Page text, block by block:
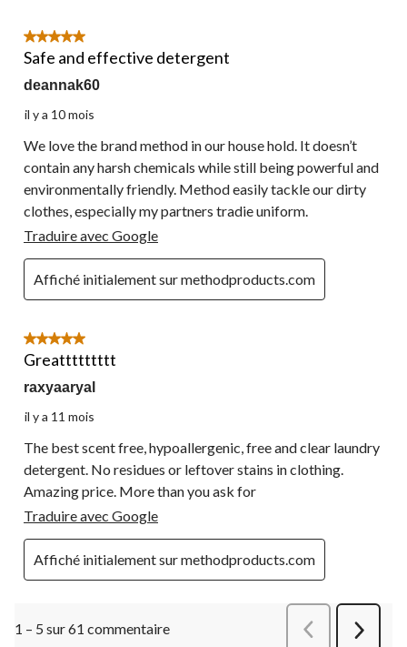
5 étoile(s) sur 5.
Safe and effective detergent
deannak60
il y a 10 mois
We love the brand method in our house hold. It doesn’t
contain any harsh chemicals while still being powerful and
environmentally friendly. Method easily tackle our dirty
clothes, especially my partners tradie uniform.
Traduire avec Google
Affiché initialement sur methodproducts.com
5 étoile(s) sur 5.
Greattttttttt
raxyaaryal
il y a 11 mois
The best scent free, hypoallergenic, free and clear laundry
detergent. No residues or leftover stains in clothing.
Amazing price. More than you ask for
Traduire avec Google
Affiché initialement sur methodproducts.com
1 – 5 sur 61 commentaire
Suivant